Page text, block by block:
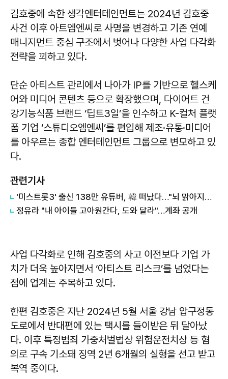
김호중에 속한 생각엔터테인먼트는 2024년 김호중
사건 이후 아트엠엔씨로 사명을 변경하고 기존 연예
매니지먼트 중심 구조에서 벗어나 다양한 사업 다각화
전략을 꾀하고 있다.
단순 아티스트 관리에서 나아가 IP를 기반으로 헬스케
어와 미디어 콘텐츠 등으로 확장했으며, 다이어트 건
강기능식품 브랜드 ‘딥트3일’을 인수하고 K-컬처 플랫
폼 기업 ‘스튜디오엠엔씨’를 편입해 제조·유통·미디어
를 아우르는 종합 엔터테인먼트 그룹으로 변모하고 있
다.
관련기사
'미스트롯3' 출신 138만 유튜버, 韓 떠났다…"뇌 맑아지는 느낌"
정유라 "내 아이들 고아원간다, 도와 달라"…계좌 공개
사업 다각화로 인해 김호중의 사고 이전보다 기업 가
치가 더욱 높아지면서 ‘아티스트 리스크’를 넘었다는
점에 업계는 주목하고 있다.
한편 김호중은 지난 2024년 5월 서울 강남 압구정동
도로에서 반대편에 있는 택시를 들이받은 뒤 달아났
다. 이후 특정범죄 가중처벌법상 위험운전치상 등 혐
의로 구속 기소돼 징역 2년 6개월의 실형을 선고 받고
복역 중이다.